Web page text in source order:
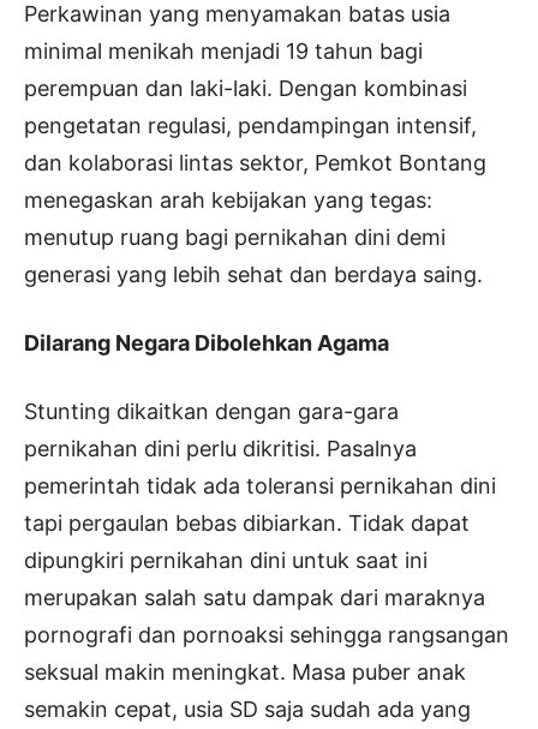
Perkawinan yang menyamakan batas usia
minimal menikah menjadi 19 tahun bagi
perempuan dan laki-laki. Dengan kombinasi
pengetatan regulasi, pendampingan intensif,
dan kolaborasi lintas sektor, Pemkot Bontang
menegaskan arah kebijakan yang tegas:
menutup ruang bagi pernikahan dini demi
generasi yang lebih sehat dan berdaya saing.
Dilarang Negara Dibolehkan Agama
Stunting dikaitkan dengan gara-gara
pernikahan dini perlu dikritisi. Pasalnya
pemerintah tidak ada toleransi pernikahan dini
tapi pergaulan bebas dibiarkan. Tidak dapat
dipungkiri pernikahan dini untuk saat ini
merupakan salah satu dampak dari maraknya
pornografi dan pornoaksi sehingga rangsangan
seksual makin meningkat. Masa puber anak
semakin cepat, usia SD saja sudah ada yang